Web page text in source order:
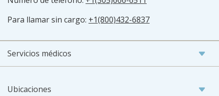
Para llamar sin cargo: +1(800)432-6837
Servicios médicos
Ubicaciones